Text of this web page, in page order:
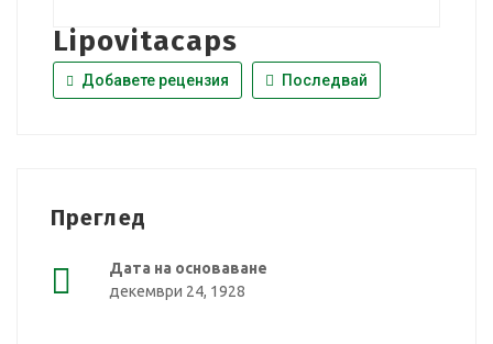
Lipovitacaps
Добавете рецензия Последвай
Преглед
Дата на основаване
декември 24, 1928